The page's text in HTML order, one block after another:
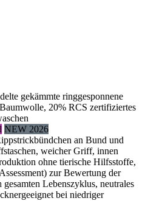
gekämmte ringgesponnene
20% RCS zertifiziertes
NEW 2026
an Bund und
weicher Griff, innen
ohne tierische Hilfsstoffe,
zur Bewertung der
Lebenszyklus, neutrales
bei niedriger